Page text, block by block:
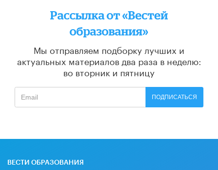
Рассылка от «Вестей
образования»
Мы отправляем подборку лучших и
актуальных материалов два раза в неделю:
во вторник и пятницу
ПОДПИСАТЬСЯ
ВЕСТИ ОБРАЗОВАНИЯ